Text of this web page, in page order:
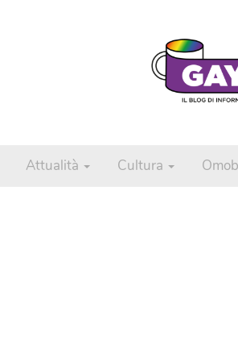
Attualità Cultura